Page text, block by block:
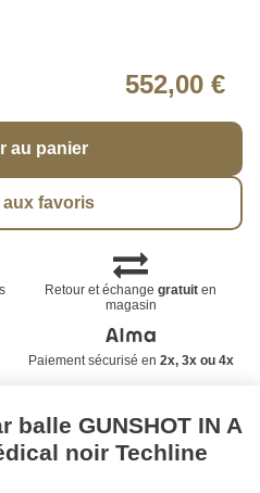
552,00 €
au panier
favoris
Retour et échangegratuit en
magasin
Paiement sécurisé en 2x, 3x ou 4x
balle GUNSHOT IN A
noir Techline